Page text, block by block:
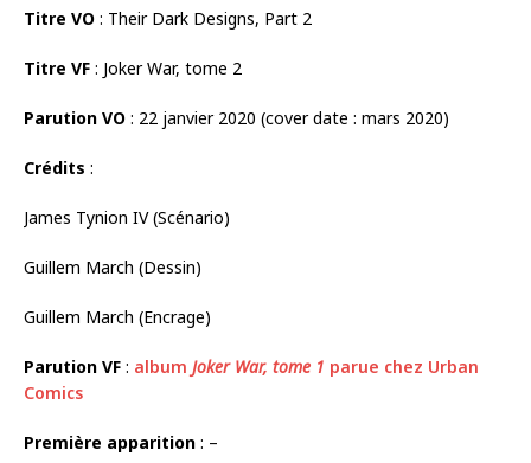
Titre VO : Their Dark Designs, Part 2
Titre VF : Joker War, tome 2
Parution VO : 22 janvier 2020 (cover date : mars 2020)
Crédits :
James Tynion IV (Scénario)
Guillem March (Dessin)
Guillem March (Encrage)
Parution VF : album Joker War, tome 1 parue chez Urban
Comics
Première apparition : –